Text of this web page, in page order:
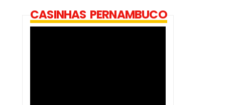
CASINHAS PERNAMBUCO